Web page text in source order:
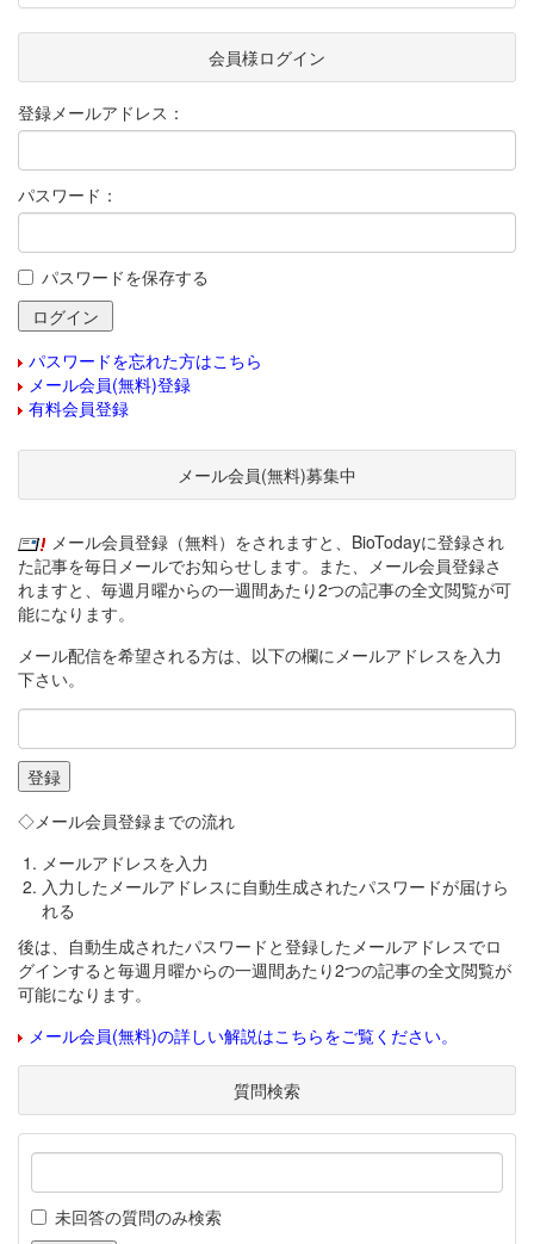
会員様ログイン
登録メールアドレス：
パスワード：
パスワードを保存する
パスワードを忘れた方はこちら
メール会員(無料)登録
有料会員登録
メール会員(無料)募集中
メール会員登録（無料）をされますと、BioTodayに登録され
た記事を毎日メールでお知らせします。また、メール会員登録さ
れますと、毎週月曜からの一週間あたり2つの記事の全文閲覧が可
能になります。
メール配信を希望される方は、以下の欄にメールアドレスを入力
下さい。
◇メール会員登録までの流れ
メールアドレスを入力
入力したメールアドレスに自動生成されたパスワードが届けら
れる
後は、自動生成されたパスワードと登録したメールアドレスでロ
グインすると毎週月曜からの一週間あたり2つの記事の全文閲覧が
可能になります。
メール会員(無料)の詳しい解説はこちらをご覧ください。
質問検索
未回答の質問のみ検索